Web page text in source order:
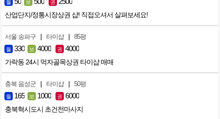
월 보 권
산업단지/정통시장상권 샵! 직접오셔서 살펴보세요!
서울 송파구 | 타이샵 | 85평
월 330 보 4000 권 4000
가락동 24시 먹자골목상권 타이샵 매매
충북 음성군 | 타이샵 | 50평
월 165 보 1000 권 6000
충북혁시도시 초건전마사지